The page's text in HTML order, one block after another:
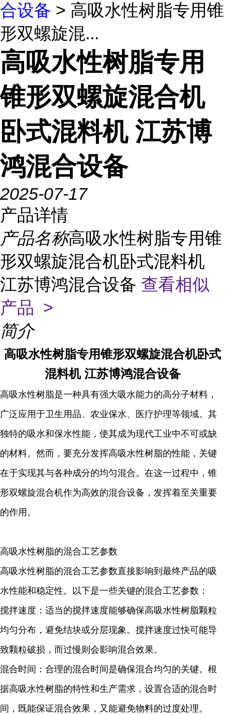
合设备 > 高吸水性树脂专用锥
形双螺旋混...
高吸水性树脂专用
锥形双螺旋混合机
卧式混料机 江苏博
鸿混合设备
2025-07-17
产品详情
产品名称高吸水性树脂专用锥
形双螺旋混合机卧式混料机
江苏博鸿混合设备 查看相似
产品 >
简介
高吸水性树脂专用锥形双螺旋混合机卧式
混料机 江苏博鸿混合设备
高吸水性树脂是一种具有强大吸水能力的高分子材料，
广泛应用于卫生用品、农业保水、医疗护理等领域。其
独特的吸水和保水性能，使其成为现代工业中不可或缺
的材料。然而，要充分发挥高吸水性树脂的性能，关键
在于实现其与各种成分的均匀混合。在这一过程中，锥
形双螺旋混合机作为高效的混合设备，发挥着至关重要
的作用。
高吸水性树脂的混合工艺参数
高吸水性树脂的混合工艺参数直接影响到最终产品的吸
水性能和稳定性。以下是一些关键的混合工艺参数：
搅拌速度：适当的搅拌速度能够确保高吸水性树脂颗粒
均匀分布，避免结块或分层现象。搅拌速度过快可能导
致颗粒破损，而过慢则会影响混合效果。
混合时间：合理的混合时间是确保混合均匀的关键。根
据高吸水性树脂的特性和生产需求，设置合适的混合时
间，既能保证混合效果，又能避免物料的过度处理。